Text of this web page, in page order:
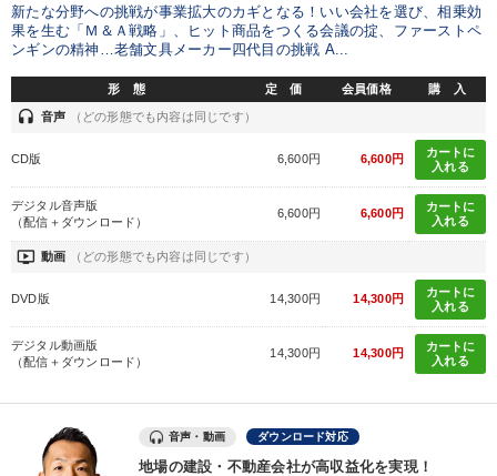
新たな分野への挑戦が事業拡大のカギとなる！いい会社を選び、相乗効
果を生む「Ｍ＆Ａ戦略」、ヒット商品をつくる会議の掟、ファーストペ
ンギンの精神…老舗文具メーカー四代目の挑戦 A...
形 態 定 価 会員価格 購 入
headset 音声 （どの形態でも内容は同じです）
CD版 6,600円 6,600円
カートに
入れる
デジタル音声版
（配信＋ダウンロード）
6,600円 6,600円
カートに
入れる
ondemand_video 動画 （どの形態でも内容は同じです）
DVD版 14,300円 14,300円
カートに
入れる
デジタル動画版
（配信＋ダウンロード）
14,300円 14,300円
カートに
入れる
音声・動画 ダウンロード対応
地場の建設・不動産会社が高収益化を実現！